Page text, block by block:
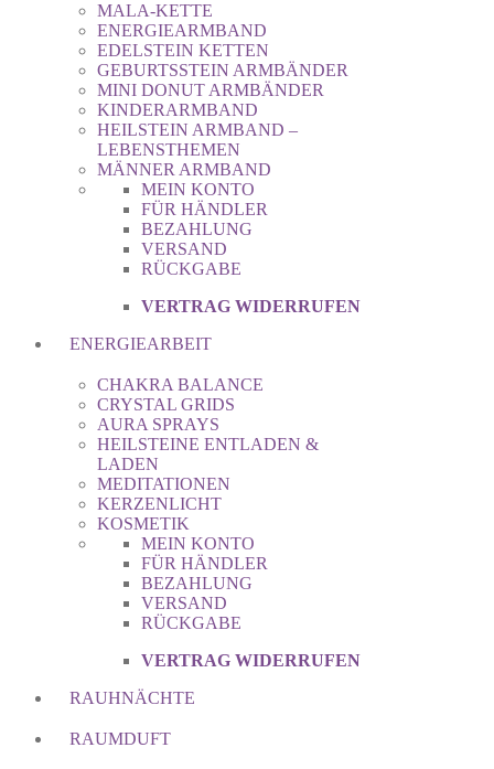
MALA-KETTE
ENERGIEARMBAND
EDELSTEIN KETTEN
GEBURTSSTEIN ARMBÄNDER
MINI DONUT ARMBÄNDER
KINDERARMBAND
HEILSTEIN ARMBAND –
LEBENSTHEMEN
MÄNNER ARMBAND
MEIN KONTO
FÜR HÄNDLER
BEZAHLUNG
VERSAND
RÜCKGABE
VERTRAG WIDERRUFEN
ENERGIEARBEIT
CHAKRA BALANCE
CRYSTAL GRIDS
AURA SPRAYS
HEILSTEINE ENTLADEN &
LADEN
MEDITATIONEN
KERZENLICHT
KOSMETIK
MEIN KONTO
FÜR HÄNDLER
BEZAHLUNG
VERSAND
RÜCKGABE
VERTRAG WIDERRUFEN
RAUHNÄCHTE
RAUMDUFT